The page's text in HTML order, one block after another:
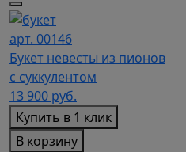
арт. 00146
Букет невесты из пионов
с суккулентом
13 900 руб.
Купить в 1 клик
В корзину